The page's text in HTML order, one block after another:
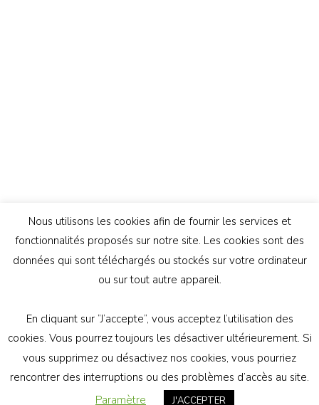
© Copyright 2026 Génération Athée
. Tous droits
Vilva | Développé par
Propulsé par
politique de confidentialité
Nous utilisons les cookies afin de fournir les services et
fonctionnalités proposés sur notre site. Les cookies sont des
données qui sont téléchargés ou stockés sur votre ordinateur
ou sur tout autre appareil.
En cliquant sur ”J’accepte”, vous acceptez l’utilisation des
cookies. Vous pourrez toujours les désactiver ultérieurement. Si
vous supprimez ou désactivez nos cookies, vous pourriez
rencontrer des interruptions ou des problèmes d’accès au site.
Paramètre
J'ACCEPTER